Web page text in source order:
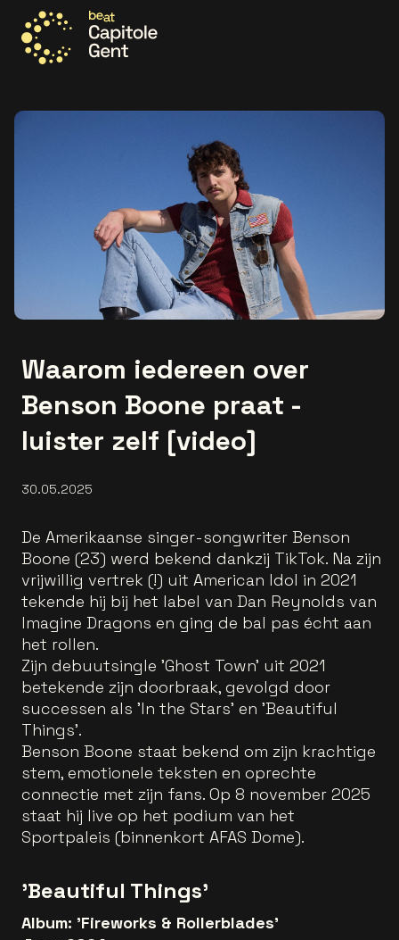
Waarom iedereen over
Benson Boone praat -
luister zelf [video]
30.05.2025
De Amerikaanse singer-songwriter Benson
Boone (23) werd bekend dankzij TikTok. Na zijn
vrijwillig vertrek (!) uit American Idol in 2021
tekende hij bij het label van Dan Reynolds van
Imagine Dragons en ging de bal pas écht aan
het rollen.
Zijn debuutsingle 'Ghost Town' uit 2021
betekende zijn doorbraak, gevolgd door
successen als 'In the Stars' en 'Beautiful
Things'.
Benson Boone staat bekend om zijn krachtige
stem, emotionele teksten en oprechte
connectie met zijn fans. Op 8 november 2025
staat hij live op het podium van het
Sportpaleis (binnenkort AFAS Dome).
'Beautiful Things'
Album: 'Fireworks & Rollerblades'